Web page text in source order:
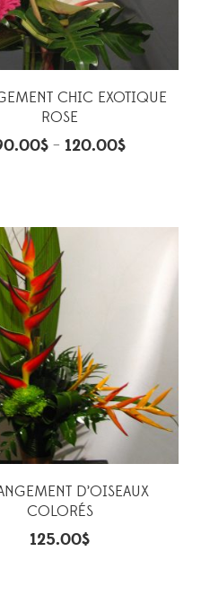
CHIC EXOTIQUE
ROSE
$ –120.00$
D’OISEAUX
COLORÉS
125.00$